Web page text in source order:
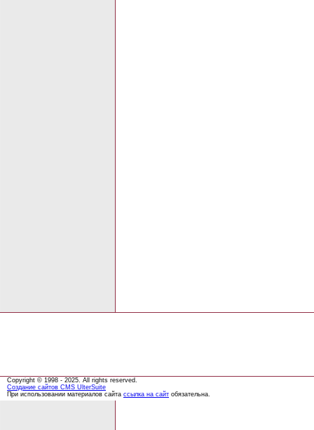
Copyright © 1998 - 2025. All rights reserved.
Создание сайтов CMS UlterSuite
При использовании материалов сайта ссылка на сайт обязательна.